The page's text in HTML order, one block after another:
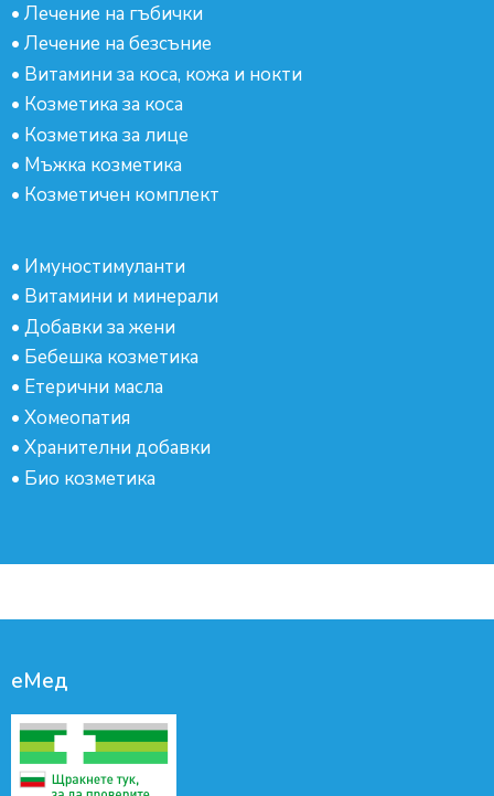
• Лечение на гъбички
• Лечение на безсъние
• Витамини за коса, кожа и нокти
• Козметика за коса
• Козметика за лице
• Мъжка козметика
• Козметичен комплект
• Имуностимуланти
• Витамини и минерали
• Добавки за жени
• Бебешка козметика
• Етерични масла
• Хомеопатия
• Хранителни добавки
• Био козметика
еМед